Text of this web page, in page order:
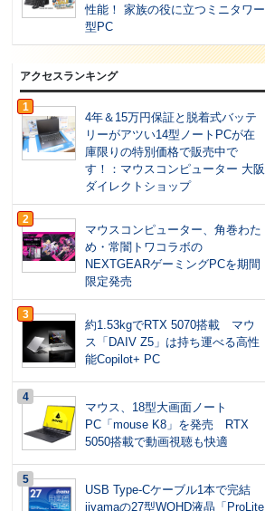
性能！ 家族の役に立つミニタワー
型PC
アクセスランキング
1
4年＆15万円保証と脱着式バッテ
リーがアツい14型ノートPCが在
庫限りの特別価格で販売中で
す！：マウスコンピューター 大阪
ダイレクトショップ
2
マウスコンピューター、角巻わた
め・常闇トワコラボの
NEXTGEARゲーミングPCを期間
限定発売
3
約1.53kgでRTX 5070搭載 マウ
ス「DAIV Z5」は持ち運べる高性
能Copilot+ PC
4
マウス、18型大画面ノート
PC「mouse K8」を発売 RTX
5050搭載で動画視聴も快適
5
USB Type-Cケーブル1本で完結
iiyamaの27型WQHD液晶「ProLite